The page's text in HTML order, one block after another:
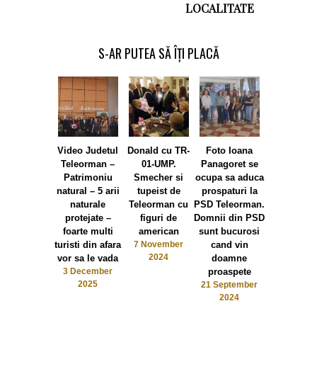
LOCALITATE
S-AR PUTEA SĂ ÎȚI PLACĂ
Video Judetul
Teleorman –
Patrimoniu
natural – 5 arii
naturale
protejate –
foarte multi
turisti din afara
vor sa le vada
3 December
2025
Donald cu TR-
01-UMP.
Smecher si
tupeist de
Teleorman cu
figuri de
american
7 November
2024
Foto Ioana
Panagoret se
ocupa sa aduca
prospaturi la
PSD Teleorman.
Domnii din PSD
sunt bucurosi
cand vin
doamne
proaspete
21 September
2024